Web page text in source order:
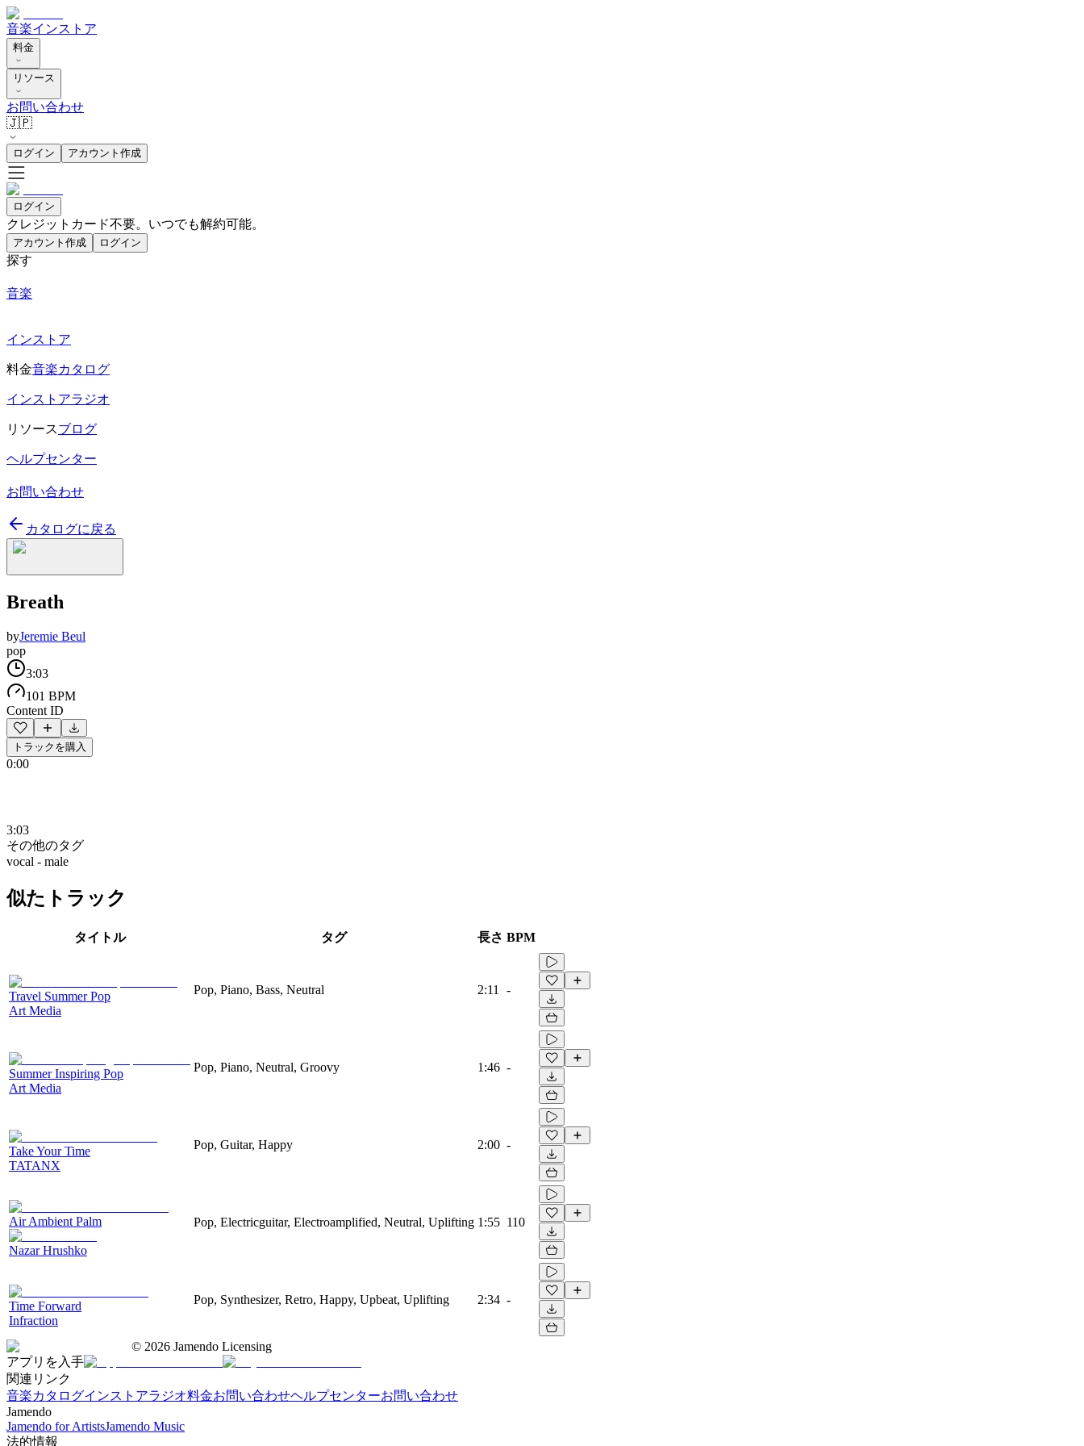
音楽インストア
料金
リソース
お問い合わせ
🇯🇵
ログイン アカウント作成
ログイン
クレジットカード不要。いつでも解約可能。
アカウント作成 ログイン
探す
音楽
インストア
料金音楽カタログ
インストアラジオ
リソースブログ
ヘルプセンター
お問い合わせ
カタログに戻る
Breath
byJeremie Beul
pop
3:03
101 BPM
Content ID
トラックを購入
0:00
3:03
その他のタグ
vocal - male
似たトラック
タイトル タグ 長さ BPM
Travel Summer Pop
Art Media
Pop, Piano, Bass, Neutral 2:11 -
Summer Inspiring Pop
Art Media
Pop, Piano, Neutral, Groovy 1:46 -
Take Your Time
TATANX
Pop, Guitar, Happy 2:00 -
Air Ambient Palm
Nazar Hrushko
Pop, Electricguitar, Electroamplified, Neutral, Uplifting 1:55 110
Time Forward
Infraction
Pop, Synthesizer, Retro, Happy, Upbeat, Uplifting 2:34 -
© 2026 Jamendo Licensing
アプリを入手
関連リンク
音楽カタログインストアラジオ料金お問い合わせヘルプセンターお問い合わせ
Jamendo
Jamendo for ArtistsJamendo Music
法的情報